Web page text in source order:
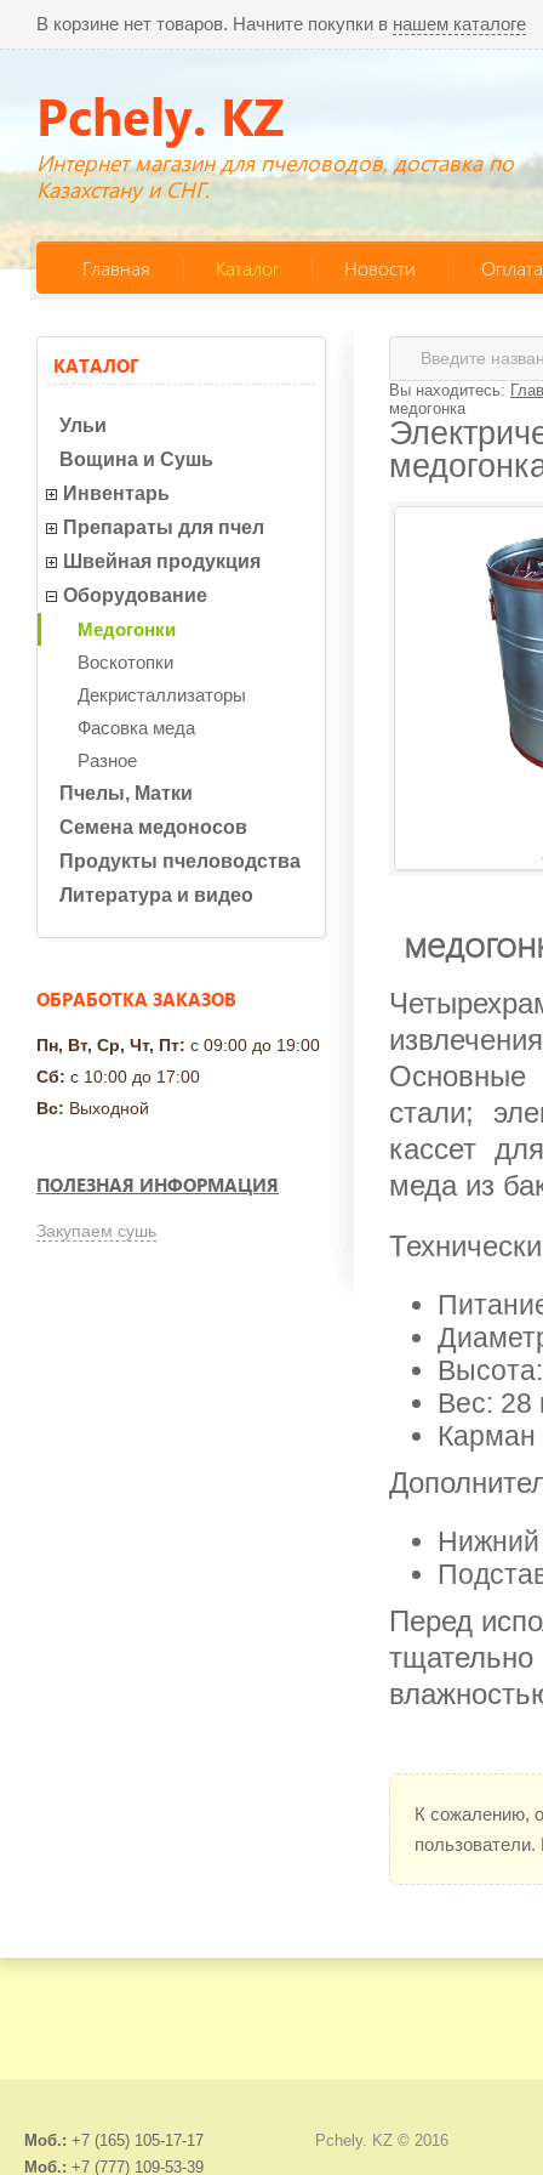
В корзине нет товаров. Начните покупки в нашем каталоге
Pchely. KZ
Интернет магазин для пчеловодов, доставка по
Казахстану и СНГ.
Главная Каталог Новости
КАТАЛОГ
Ульи
Вощина и Сушь
Инвентарь
Препараты для пчел
Швейная продукция
Оборудование
Медогонки
Воскотопки
Декристаллизаторы
Фасовка меда
Разное
Пчелы, Матки
Семена медоносов
Продукты пчеловодства
Литература и видео
ОБРАБОТКА ЗАКАЗОВ
Пн, Вт, Ср, Чт, Пт: с 09:00 до 19:00
Сб: с 10:00 до 17:00
Вс: Выходной
ПОЛЕЗНАЯ ИНФОРМАЦИЯ
Закупаем сушь
Вы находитесь:
медогонка
Основные
стали;
кассет
меда из
Вес: 28
Карман
Нижний
Перед
тщательно
К сожалению,
Моб.: +7 (165) 105-17-17
Моб.: +7 (777) 109-53-39
Pchely. KZ © 2016